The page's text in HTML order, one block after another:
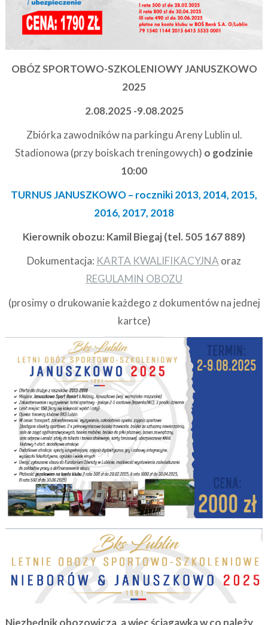
OBÓZ SPORTOWO-SZKOLENIOWY JANUSZKOWO
2025
2.08.2025 -9.08.2025
Zbiórka zawodników na parkingu Areny Lublin ul.
Stadionowa (przy boiskach treningowych) o godzinie
10:00
TURNUS JANUSZKOWO – roczniki 2013, 2014, 2015,
2016, 2017, 2018
Kierownik obozu: Kamil Biegaj (tel. 505 167 889)
Dokumentacja: KARTA KWALIFIKACYJNA oraz
REGULAMIN OBOZU
(prosimy o drukowanie każdego z dokumentów na jednej
kartce)
Niezbędnik obozowicza, a więc ściągawka w co należy